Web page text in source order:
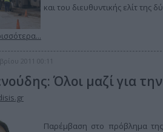
και του διευθυντικής ελίτ της
2011 00:11
Όλοι μαζί για
Παρέμβαση στο πρόβλημα της